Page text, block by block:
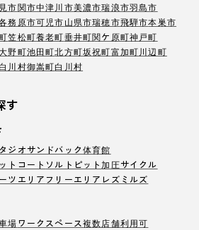
市関市中津川市美濃市瑞浪市羽島市
務原市可児市山県市瑞穂市飛騨市本巣市
笠松町養老町垂井町関ケ原町神戸町
野町池田町北方町坂祝町富加町川辺町
川村御嵩町白川村
す
ジオサンドバック体育館
トコート ソルトピット加圧サイクル
ツエリア フリーエリア レズミルズ
場ワークスペース複数店舗利用可